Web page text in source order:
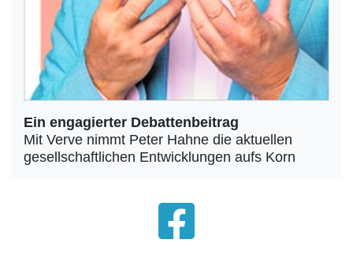
Ein engagierter Debattenbeitrag
Mit Verve nimmt Peter Hahne die aktuellen
gesellschaftlichen Entwicklungen aufs Korn